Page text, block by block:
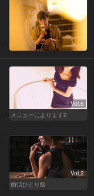
Vol.6
メニューによります2
Vol.2
婚活ひとり飯